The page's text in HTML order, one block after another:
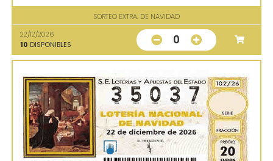
SORTEO EXTRA. DE NAVIDAD
22/12/2026
10 DISPONIBLES 0